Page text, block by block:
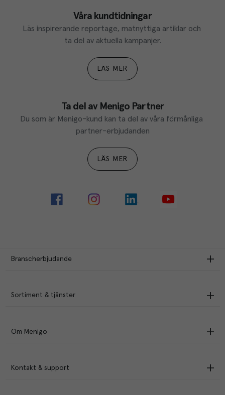
Våra kundtidningar
Läs inspirerande reportage, matnyttiga artiklar och
ta del av aktuella kampanjer.
LÄS MER
Ta del av Menigo Partner
Du som är Menigo-kund kan ta del av våra förmånliga
partner-erbjudanden
LÄS MER
Branscherbjudande
Sortiment & tjänster
Om Menigo
Kontakt & support